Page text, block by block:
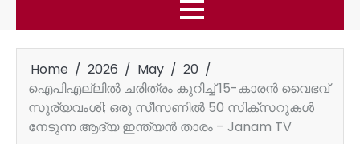
Home 2026 May
20
ഐപിഎല്ലില്‍ ചരിത്രം കുറിച്ച് 15-കാരന്‍ വൈഭവ്
സൂര്യവംശി; ഒരു സീസണില്‍ 50 സിക്‌സറുകള്‍
നേടുന്ന ആദ്യ ഇന്ത്യന്‍ താരം – Janam TV